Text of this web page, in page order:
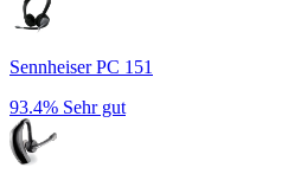
Sennheiser PC 151
93.4% Sehr gut